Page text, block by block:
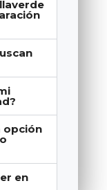
opción
en